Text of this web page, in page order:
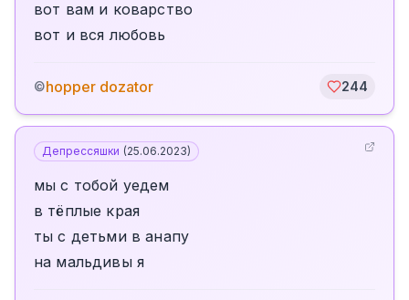
вот вам и коварство
вот и вся любовь
©hopper dozator 244
Депрессяшки (25.06.2023)
мы с тобой уедем
в тёплые края
ты с детьми в анапу
на мальдивы я